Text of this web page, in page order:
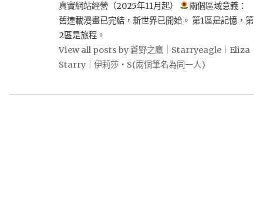
真實網站經營（2025年11月起）
兩個區域意義：
舊連載漫畫已完結，新世界已開始。 第1區是記憶，第
2區是旅程。
View all posts by 蒼野之鷹｜Starryeagle｜Eliza
Starry｜伊莉莎・S(兩個筆名為同一人)